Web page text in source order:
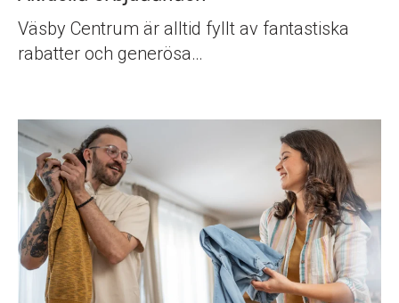
Väsby Centrum är alltid fyllt av fantastiska
rabatter och generösa…